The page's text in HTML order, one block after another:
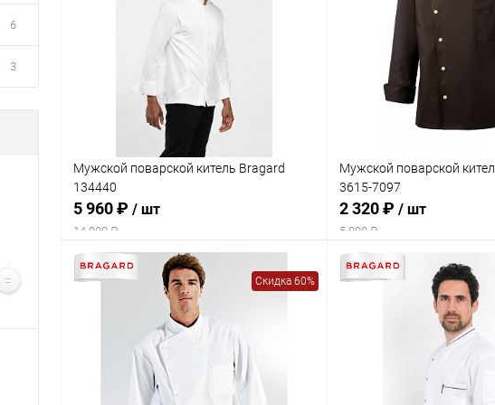
6
3
Мужской поварской китель Bragard
134440
5 960 ₽ / шт
14 900 ₽
Мужской поварской
3615-7097
2 320 ₽/ шт
5 800 ₽
Скидка 60%